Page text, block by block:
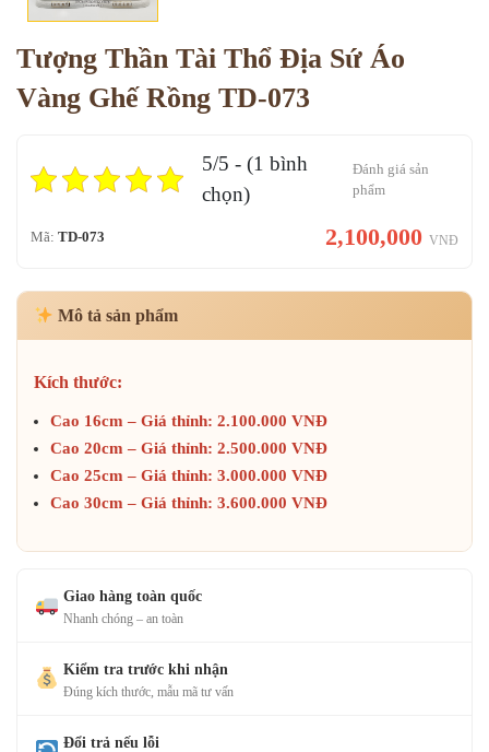
Tượng Thần Tài Thổ Địa Sứ Áo
Vàng Ghế Rồng TD-073
5/5 - (1 bình
chọn)
Đánh giá sản
phẩm
Mã: TD-073 2,100,000 VNĐ
Mô tả sản phẩm
Kích thước:
Cao 16cm – Giá thỉnh: 2.100.000 VNĐ
Cao 20cm – Giá thỉnh: 2.500.000 VNĐ
Cao 25cm – Giá thỉnh: 3.000.000 VNĐ
Cao 30cm – Giá thỉnh: 3.600.000 VNĐ
Giao hàng toàn quốc
Nhanh chóng – an toàn
Kiểm tra trước khi nhận
Đúng kích thước, mẫu mã tư vấn
Đổi trả nếu lỗi